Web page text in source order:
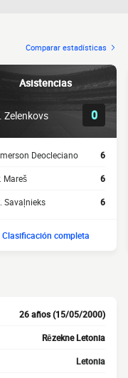
Comparar estadísticas
Asistencias
Zelenkovs 0
Deocleciano 6
Mareš 6
Savaļnieks 6
Clasificación completa
26 años (15/05/2000)
Rēzekne Letonia
Letonia